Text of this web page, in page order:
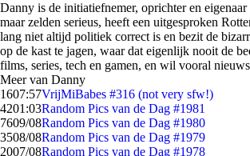
Danny is de initiatiefnemer, oprichter en
maar zelden serieus, heeft een uitgesproken
lang niet altijd politiek correct is en bezit de
op de kast te jagen, waar dat eigenlijk nooit de
films, series, tech en gamen, en wil vooral
Meer van Danny
1607:57VrijMiBabes #316 (not very sfw!)
4201:03Random Pics van de Dag #1981
7609/08Random Pics van de Dag #1980
3508/08Random Pics van de Dag #1979
2007/08Random Pics van de Dag #1978